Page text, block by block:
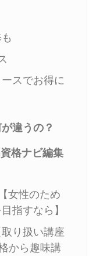
スでお得に
違うの？
格ナビ編集
女性のため
指すなら】
り扱い講座
から趣味講